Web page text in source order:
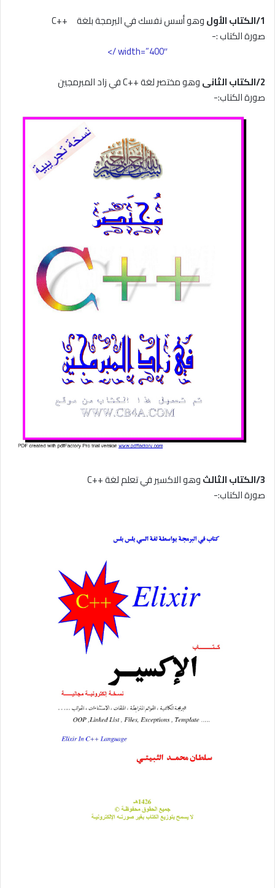
1/الكتاب الأول
وهو أسس نفسك في البرمجة بلغة ++C
صورة الكتاب :-
width=”400″ />
2/الكتاب الثانى
وهو مختصر لغة ++C في زاد المبرمجين
صورة الكتاب:-
3/الكتاب الثالث
وهو الاكسير في تعلم لغة ++C
صورة الكتاب:-